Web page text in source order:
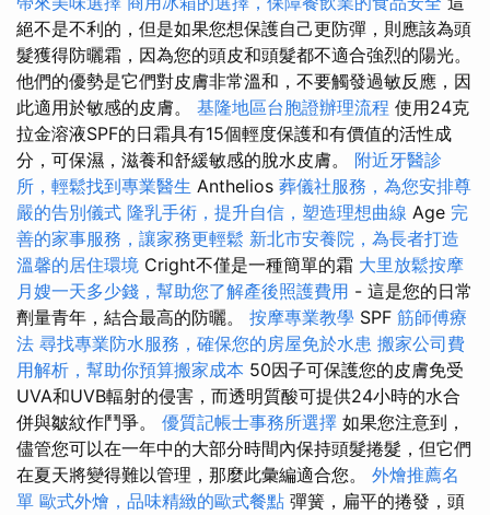
絕不是不利的，但是如果您想保護自己更防彈，則應該為頭
髮獲得防曬霜，因為您的頭皮和頭髮都不適合強烈的陽光。
他們的優勢是它們對皮膚非常溫和，不要觸發過敏反應，因
此適用於敏感的皮膚。 基隆地區台胞證辦理流程 使用24克
拉金溶液SPF的日霜具有15個輕度保護和有價值的活性成
分，可保濕，滋養和舒緩敏感的脫水皮膚。 附近牙醫診
所，輕鬆找到專業醫生 Anthelios 葬儀社服務，為您安排尊
嚴的告別儀式 隆乳手術，提升自信，塑造理想曲線 Age 完
善的家事服務，讓家務更輕鬆 新北市安養院，為長者打造
溫馨的居住環境 Cright不僅是一種簡單的霜 大里放鬆按摩
月嫂一天多少錢，幫助您了解產後照護費用 - 這是您的日常
劑量青年，結合最高的防曬。 按摩專業教學 SPF 筋師傅療
法 尋找專業防水服務，確保您的房屋免於水患 搬家公司費
用解析，幫助你預算搬家成本 50因子可保護您的皮膚免受
UVA和UVB輻射的侵害，而透明質酸可提供24小時的水合
併與皺紋作鬥爭。 優質記帳士事務所選擇 如果您注意到，
儘管您可以在一年中的大部分時間內保持頭髮捲髮，但它們
在夏天將變得難以管理，那麼此彙編適合您。 外燴推薦名
單 歐式外燴，品味精緻的歐式餐點 彈簧，扁平的捲發，頭